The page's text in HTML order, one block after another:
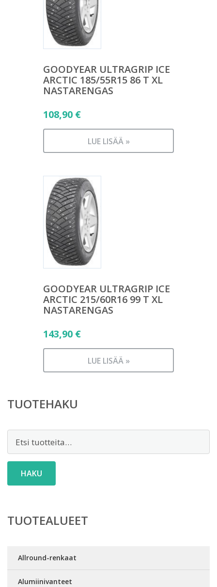
GOODYEAR ULTRAGRIP ICE
ARCTIC 185/55R15 86 T XL
NASTARENGAS
108,90 €
LUE LISÄÄ »
GOODYEAR ULTRAGRIP ICE
ARCTIC 215/60R16 99 T XL
NASTARENGAS
143,90 €
LUE LISÄÄ »
TUOTEHAKU
HAKU
TUOTEALUEET
Allround-renkaat
Alumiinivanteet